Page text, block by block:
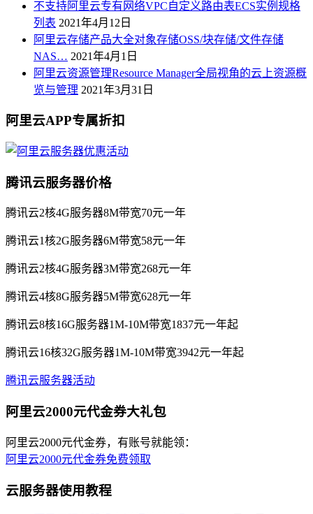
不支持阿里云专有网络VPC自定义路由表ECS实例规格
列表 2021年4月12日
阿里云存储产品大全对象存储OSS/块存储/文件存储
NAS… 2021年4月1日
阿里云资源管理Resource Manager全局视角的云上资源概
览与管理 2021年3月31日
阿里云APP专属折扣
腾讯云服务器价格
腾讯云2核4G服务器8M带宽70元一年
腾讯云1核2G服务器6M带宽58元一年
腾讯云2核4G服务器3M带宽268元一年
腾讯云4核8G服务器5M带宽628元一年
腾讯云8核16G服务器1M-10M带宽1837元一年起
腾讯云16核32G服务器1M-10M带宽3942元一年起
腾讯云服务器活动
阿里云2000元代金券大礼包
阿里云2000元代金券，有账号就能领：
阿里云2000元代金券免费领取
云服务器使用教程